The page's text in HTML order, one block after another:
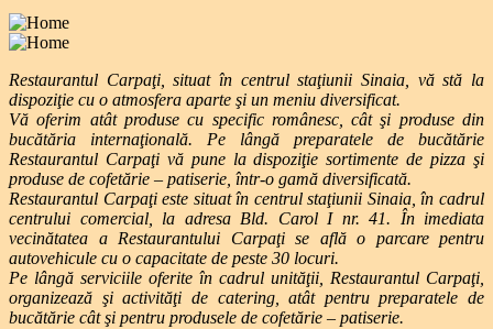
Restaurantul Carpaţi, situat în centrul staţiunii Sinaia, vă stă la
dispoziţie cu o atmosfera aparte şi un meniu diversificat.
Vă oferim atât produse cu specific românesc, cât şi produse din
bucătăria internaţională. Pe lângă preparatele de bucătărie
Restaurantul Carpaţi vă pune la dispoziţie sortimente de pizza şi
produse de cofetărie – patiserie, într-o gamă diversificată.
Restaurantul Carpaţi este situat în centrul staţiunii Sinaia, în cadrul
centrului comercial, la adresa Bld. Carol I nr. 41. În imediata
vecinătatea a Restaurantului Carpaţi se află o parcare pentru
autovehicule cu o capacitate de peste 30 locuri.
Pe lângă serviciile oferite în cadrul unităţii, Restaurantul Carpaţi,
organizează şi activităţi de catering, atât pentru preparatele de
bucătărie cât şi pentru produsele de cofetărie – patiserie.